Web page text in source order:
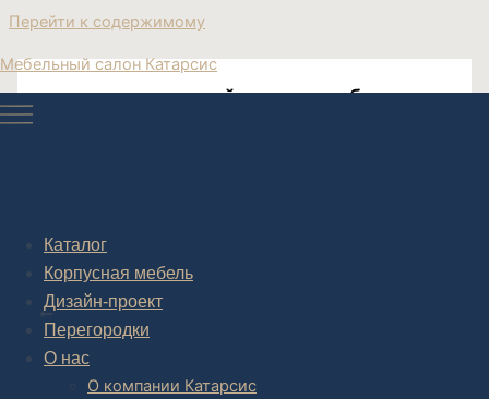
Перейти к содержимому
Мебельный салон Катарсис
Каталог
Корпусная мебель
Дизайн-проект
Перегородки
О нас
О компании Катарсис
эксклюзивная дизайнерская мебель
Post navigation
НАЗАД